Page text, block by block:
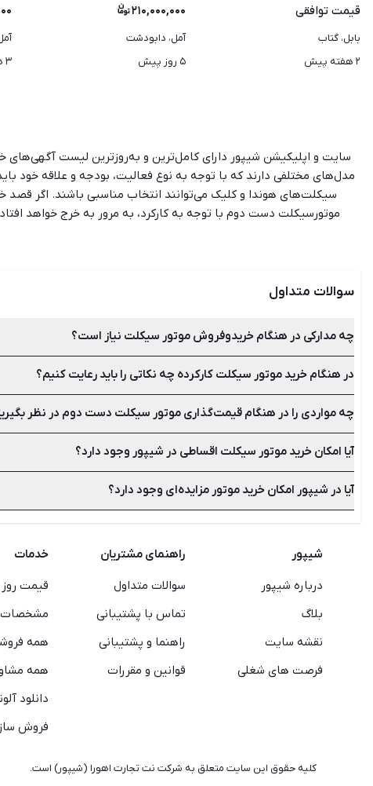
قیمت توافقی
بابل، گتاب
۲ هفته پیش
۲۱۰,۰۰۰,۰۰۰
آمل، دابودشت
۵ روز پیش
۳ هفته پیش
سایت و اپلیکیشن شیپور دارای کامل‌ترین و به‌روزترین لیست
مدل‌های مختلفی دارند که با توجه به نوع فعالیت، بودجه و علاقه خود
سیکلت‌های هوندا و کلیک می‌توانند انتخاب مناسبی باشند. اگر قصد
موتورسیکلت دست دوم با توجه به کارکرد، به مرور به خرج خواهد
برنخورید. اما اگر برای مسیرهای کوتاه نیاز به استفاده از موتور
خاصی از موتور هستید باید این نکته را در نظر داشته باشید که
سوالات متداول
چه مدارکی در هنگام خریدوفروش موتور سیکلت نیاز است؟
کارت سوخت، سند کمپانی، برگه سبز، کارت گارانتی و کارت موتور از
در هنگام خرید موتور سیکلت کارکرده چه نکاتی را باید رعایت کنیم؟
هنگام خرید موتور کارکرده سعی کنید مدلی را انتخاب نمایید که
خواهد افتاد، پس اهمیت وجود لوازم آن بسیار زیاد خواهد بود.
چه مواردی را در هنگام قیمت‌گذاری موتور سیکلت دست دوم در نظر
سال تولید، میزان تجهیزات، ظاهر و تمیزی، مسافت پیموده شده و
آیا امکان خرید موتور سیکلت اقساطی در شیپور وجود دارد؟
به یاد داشته باشید که شیپور تنها یک واسطه است و فروشنده نیست.
خریداری نمایید.
آیا در شیپور امکان خرید موتور مزایده‌ای وجود دارد؟
شیپور
درباره شیپور
بلاگ
نقشه سایت
فرصت های شغلی
راهنمای مشتریان
سوالات متداول
تماس با پشتیبانی
راهنما و پشتیبانی
قوانین و مقررات
خدمات
قیمت
مشخصات
همه
همه
دانلود
فروش
کليه حقوق اين سایت متعلق به شرکت نت تجارت اهورا (شیپور) است.